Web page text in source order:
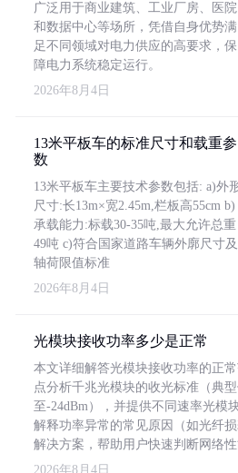
广泛用于商业建筑、工业厂房、医院
和数据中心等场所，凭借自身优势满
足不同领域对电力供应的高要求，保
障电力系统稳定运行。
2026年8月4日
13米平板车的标准尺寸和载重参
数
13米平板车主要技术参数包括: a)外
尺寸:长13m×宽2.45m,栏板高55cm b)
承载能力:标载30-35吨,最大允许总重
49吨 c)符合国家道路车辆外廓尺寸及
轴荷限值标准
2026年8月4日
光模块接收功率多少是正常
本文详细解答光模块接收功率的正
点分析千兆光模块的收光标准（典
至-24dBm），并提供不同速率光模
解释功率异常的常见原因（如光纤
解决方案，帮助用户快速判断网络性
2026年8月4日